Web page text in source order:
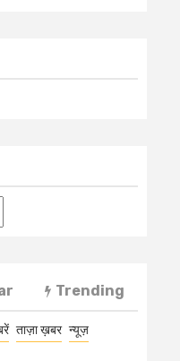
Trending
ताज़ा ख़बर न्यूज़